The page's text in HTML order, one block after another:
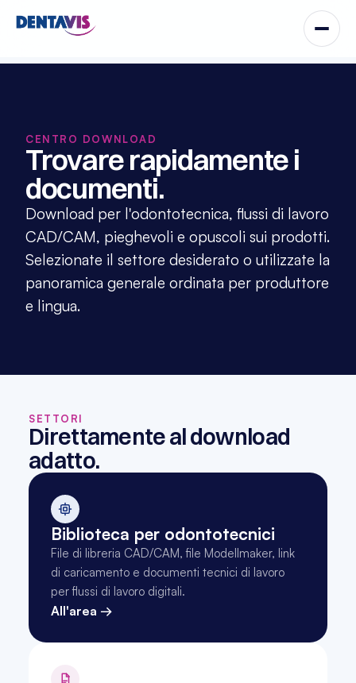
CENTRO DOWNLOAD
Trovare rapidamente i
documenti.
Download per l'odontotecnica, flussi di lavoro
CAD/CAM, pieghevoli e opuscoli sui prodotti.
Selezionate il settore desiderato o utilizzate la
panoramica generale ordinata per produttore
e lingua.
SETTORI
Direttamente al download
adatto.
Biblioteca per odontotecnici
File di libreria CAD/CAM, file Modellmaker, link
di caricamento e documenti tecnici di lavoro
per flussi di lavoro digitali.
All'area →